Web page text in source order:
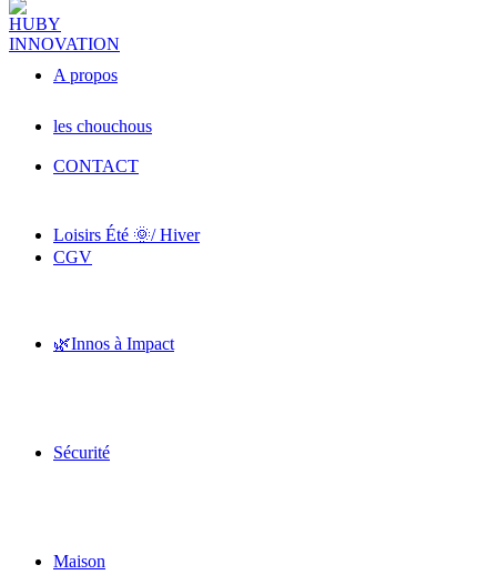
A propos
CONTACT
CGV
les chouchous
Loisirs Été 🌞/ Hiver
🌿Innos à Impact
Sécurité
Maison